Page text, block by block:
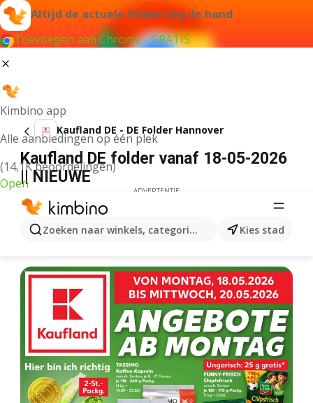
Altijd de actuele folders bij de hand
Toevoegen aan Chrome - GRATIS
Kimbino app
Alle aanbiedingen op één plek
(14,1K beoordelingen)
Open
Zoeken naar winkels, categorieën, producten...
Kies stad
Kaufland DE - DE Folder Hannover
Kaufland DE folder vanaf 18-05-2026
|| NIEUWE
ADVERTENTIE